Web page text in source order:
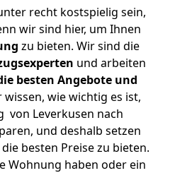
recht kostspielig sein,
wir sind hier, um Ihnen
zu bieten. Wir sind die
und arbeiten
besten Angebote und
wissen, wie wichtig es ist,
von Leverkusen nach
und deshalb setzen
besten Preise zu bieten.
Wohnung haben oder ein